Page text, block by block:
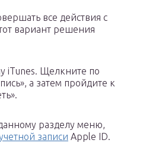
все действия с
вариант решения
iTunes. Щелкните по
а затем пройдите к
разделу меню,
записи Apple ID.